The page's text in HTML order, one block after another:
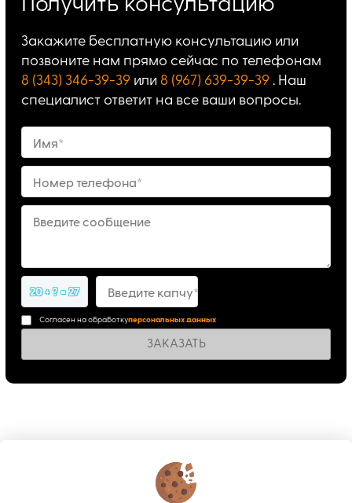
Получить консультацию
Закажите бесплатную консультацию или
позвоните нам прямо сейчас по телефонам
8 (343) 346-39-39 или 8 (967) 639-39-39 . Наш
специалист ответит на все ваши вопросы.
Имя*
Номер телефона*
Введите сообщение
20 + ? = 27 Введите капчу*
Согласен на обработкуперсональных данных
ЗАКАЗАТЬ